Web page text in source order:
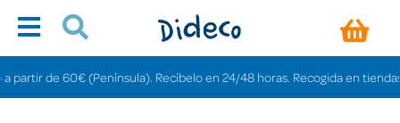
de 60€ (Península). Recíbelo en 24/48 horas. Recogida en tiendas